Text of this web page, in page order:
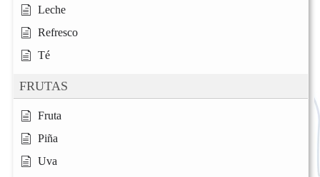
Leche
Refresco
Té
FRUTAS
Fruta
Piña
Uva